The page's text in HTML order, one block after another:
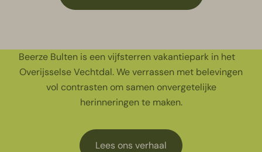
Beerze Bulten is een vijfsterren vakantiepark in het
Overijsselse Vechtdal. We verrassen met belevingen
vol contrasten om samen onvergetelijke
herinneringen te maken.
Lees ons verhaal